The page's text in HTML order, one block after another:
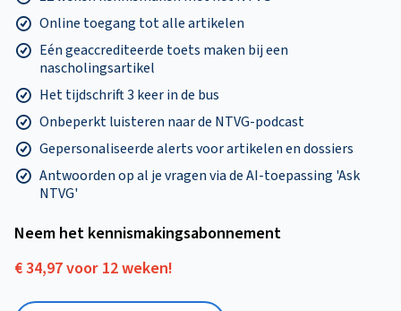
Online toegang tot alle artikelen
Eén geaccrediteerde toets maken bij een
nascholingsartikel
Het tijdschrift 3 keer in de bus
Onbeperkt luisteren naar de NTVG-podcast
Gepersonaliseerde alerts voor artikelen en dossiers
Antwoorden op al je vragen via de AI-toepassing 'Ask
NTVG'
Neem het kennismakings­abonnement
€ 34,97 voor 12 weken!